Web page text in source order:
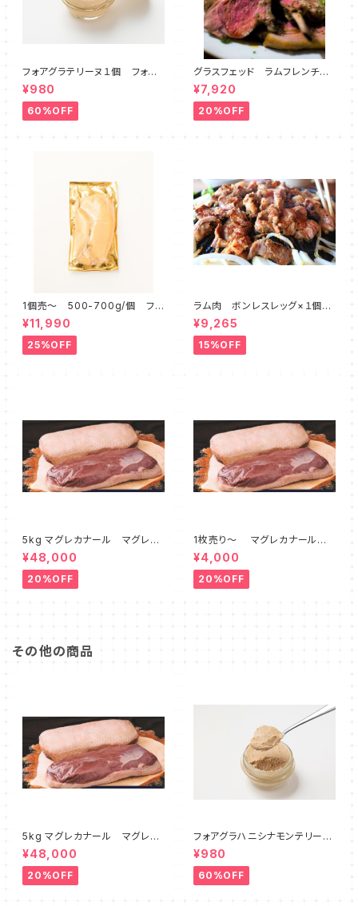
フォアグラテリーヌ１個 フォワ
グラのみ１００％使用 絶品テリ
ーヌ５０ｇ
¥980
60%OFF
グラスフェッド ラムフレンチラ
ック (600-800ｇ)
¥7,920
20%OFF
1個売～ 500-700g/個 フォ
アグラ カナール Ａグレード
ハンガリー産
¥11,990
25%OFF
ラム肉 ボンレスレッグ×１個
冷凍 オーストラリア産
¥9,265
15%OFF
5kg マグレカナール マグレド
カナール 鴨ロース 鴨胸肉
ハンガリー産 300-400g
¥48,000
20%OFF
1枚売り～ マグレカナール
マグレドカナール 鴨ロース
鴨胸肉 ハンガリー産 300-
400g
¥4,000
20%OFF
その他の商品
5kg マグレカナール マグレド
カナール 鴨ロース 鴨胸肉
ハンガリー産 300-400g
¥48,000
20%OFF
フォアグラハニシナモンテリーヌ
１瓶 フォワグラのみ１００％
使用 ハニーシナモン風味 テ
リーヌ５０ｇ
¥980
60%OFF